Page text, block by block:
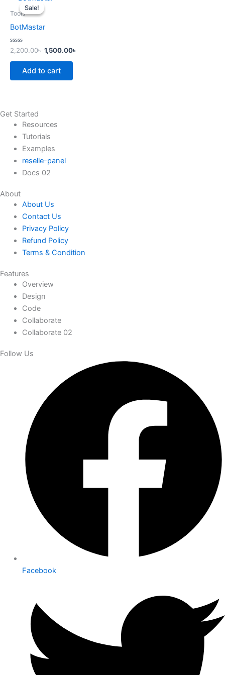
Sale!
Sale!
Tools
BotMastar
Rated
0
out
2,200.00৳
was:
1,500.00৳
Add to cart
Get Started
Resources
Tutorials
Examples
reselle-panel
Docs 02
About
About Us
Contact Us
Privacy Policy
Refund Policy
Terms & Condition
Features
Overview
Design
Code
Collaborate
Collaborate 02
Follow Us
Facebook